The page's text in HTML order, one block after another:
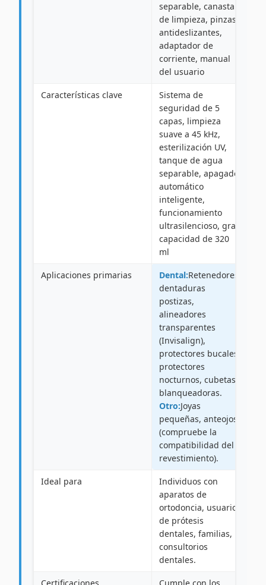
separable, canasta
de limpieza, pinzas
antideslizantes,
adaptador de
corriente, manual
del usuario
Características clave
Sistema de
seguridad de 5
capas, limpieza
suave a 45 kHz,
esterilización UV,
tanque de agua
separable, apagado
automático
inteligente,
funcionamiento
ultrasilencioso, gran
capacidad de 320
ml
Aplicaciones primarias Dental:Retenedores,
dentaduras
postizas,
alineadores
transparentes
(Invisalign),
protectores bucales,
protectores
nocturnos, cubetas
blanqueadoras.
Otro:Joyas
pequeñas, anteojos
(compruebe la
compatibilidad del
revestimiento).
Ideal para
Individuos con
aparatos de
ortodoncia, usuarios
de prótesis
dentales, familias,
consultorios
dentales.